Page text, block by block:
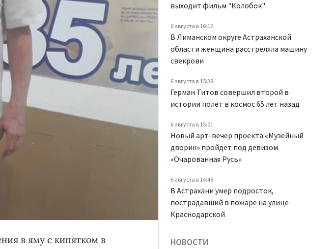
выходит фильм "Колобок"
6 августа в 16:12
В Лиманском округе Астраханской
области женщина расстреляла машину
свекрови
6 августа в 15:39
Герман Титов совершил второй в
истории полет в космос 65 лет назад
6 августа в 15:01
Новый арт-вечер проекта «Музейный
дворик» пройдёт под девизом
«Очарованная Русь»
6 августа в 14:48
В Астрахани умер подросток,
пострадавший в пожаре на улице
Краснодарской
в яму с кипятком в
НОВОСТИ